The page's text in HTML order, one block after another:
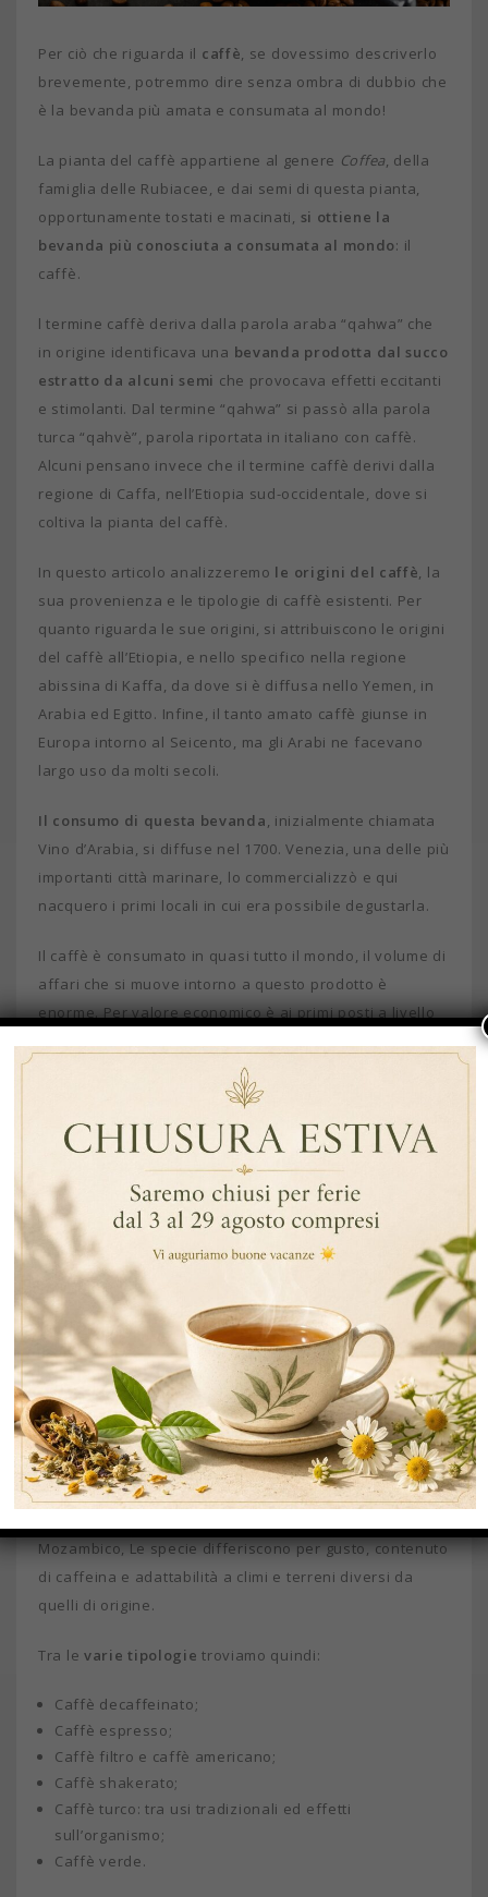
Per ciò che riguarda il caffè, se dovessimo descriverlo
brevemente, potremmo dire senza ombra di dubbio che
è la bevanda più amata e consumata al mondo!
La pianta del caffè appartiene al genere Coffea, della
famiglia delle Rubiacee, e dai semi di questa pianta,
opportunamente tostati e macinati, si ottiene la
bevanda più conosciuta a consumata al mondo: il
caffè.
l termine caffè deriva dalla parola araba “qahwa” che
in origine identificava una bevanda prodotta dal succo
estratto da alcuni semi che provocava effetti eccitanti
e stimolanti. Dal termine “qahwa” si passò alla parola
turca “qahvè”, parola riportata in italiano con caffè.
Alcuni pensano invece che il termine caffè derivi dalla
regione di Caffa, nell’Etiopia sud-occidentale, dove si
coltiva la pianta del caffè.
In questo articolo analizzeremo le origini del caffè, la
sua provenienza e le tipologie di caffè esistenti. Per
quanto riguarda le sue origini, si attribuiscono le origini
del caffè all’Etiopia, e nello specifico nella regione
abissina di Kaffa, da dove si è diffusa nello Yemen, in
Arabia ed Egitto. Infine, il tanto amato caffè giunse in
Europa intorno al Seicento, ma gli Arabi ne facevano
largo uso da molti secoli.
Il consumo di questa bevanda, inizialmente chiamata
Vino d’Arabia, si diffuse nel 1700. Venezia, una delle più
importanti città marinare, lo commercializzò e qui
nacquero i primi locali in cui era possibile degustarla.
Il caffè è consumato in quasi tutto il mondo, il volume di
affari che si muove intorno a questo prodotto è
enorme. Per valore economico è ai primi posti a livello
Le tipologie di caffè
Andiamo ora ad analizzare le tipologie di caffè. Il caffè
una pianta tropicale che può raggiungere i 10 m di
altezza
, ma è coltivata mantenendola a circa 2 m per
agevolare la raccolta dei frutti. Il genere Coffea
comprende
oltre 100 specie
, tuttavia, commercialmente
le varietà di caffè vengono proposte in due tipologie
principali: l’arabica (Coffea arabica) e la robusta
(Coffea canephora). Un’altra specie, la Coffea liberica,
viene coltivata su larga scala ma in quantità molto
inferiori rispetto alle prime due.Una decina di specie
di caffèvengono coltivate localmente e sono quindi
poco conosciute. Le più note sono Coffea stenophylla,
originario dell’Africa occidentale; Coffea mauritiana, il
caffè marrone dell’Isola Maurizio e della vicina Isola
Mozambico, Le specie differiscono per gusto, contenuto
di caffeina e adattabilità a climi e terreni diversi da
quelli di origine.
Tra le varie tipologie troviamo quindi:
Caffè decaffeinato;
Caffè espresso;
Caffè filtro e caffè americano;
Caffè shakerato;
Caffè turco: tra usi tradizionali ed effetti
sull’organismo;
Caffè verde.